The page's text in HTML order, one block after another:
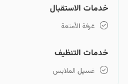
خدمات الاستقبال
غرفة الأمتعة
خدمات التنظيف
غسيل الملابس